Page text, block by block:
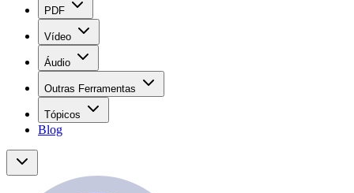
PDF
Vídeo
Áudio
Outras Ferramentas
Tópicos
Blog